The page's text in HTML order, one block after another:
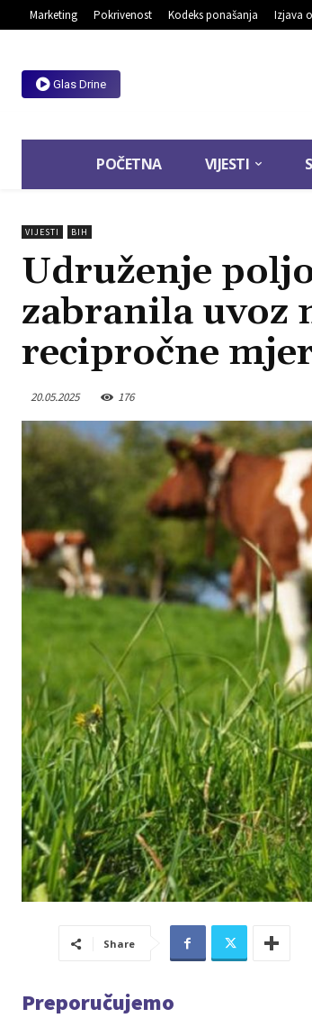
Marketing Pokrivenost Kodeks ponašanja Izjava
Glas Drine
POČETNA VIJESTI
VIJESTI BIH
Udruženje
zabranila uvoz
recipročne
20.05.2025 176
Share
Preporučujemo